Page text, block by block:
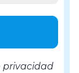
privacidad